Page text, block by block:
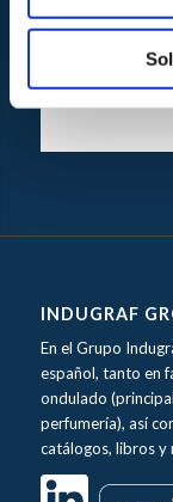
INDUGRAF
En el Grupo
español, tanto en
ondulado
perfumería), así
catálogos, libros y